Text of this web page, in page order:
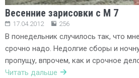
Весенние зарисовки с М 7
17.04.2012 256
В понедельник случилось так, что
срочно надо. Недолгие сборы и
пропущу, впрочем, как и срочное
Читать дальше